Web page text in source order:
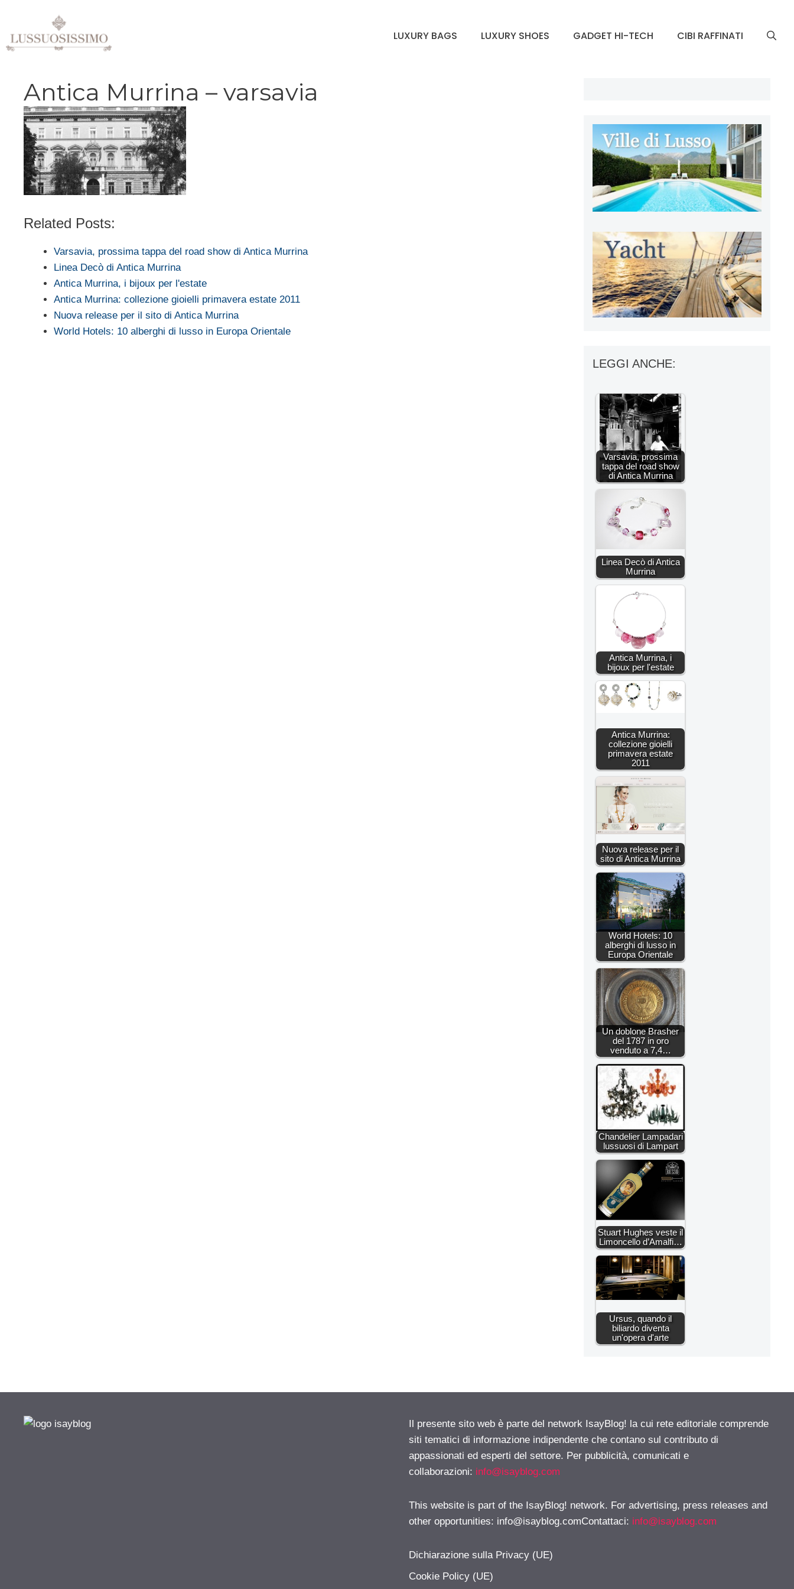
contenuto
LUXURY BAGS LUXURY SHOES GADGET HI-TECH CIBI RAFFINATI
Antica Murrina – varsavia
Related Posts:
Varsavia, prossima tappa del road show di Antica Murrina
Linea Decò di Antica Murrina
Antica Murrina, i bijoux per l'estate
Antica Murrina: collezione gioielli primavera estate 2011
Nuova release per il sito di Antica Murrina
World Hotels: 10 alberghi di lusso in Europa Orientale
LEGGI ANCHE:
Varsavia, prossima
tappa del road show
di Antica Murrina
Linea Decò di Antica
Murrina
Antica Murrina, i
bijoux per l'estate
Antica Murrina:
collezione gioielli
primavera estate
2011
Nuova release per il
sito di Antica Murrina
World Hotels: 10
alberghi di lusso in
Europa Orientale
Un doblone Brasher
del 1787 in oro
venduto a 7,4…
Chandelier Lampadari
lussuosi di Lampart
Stuart Hughes veste il
Limoncello d’Amalfi…
Ursus, quando il
biliardo diventa
un'opera d'arte
Il presente sito web è parte del network IsayBlog! la cui rete editoriale comprende
siti tematici di informazione indipendente che contano sul contributo di
appassionati ed esperti del settore. Per pubblicità, comunicati e
collaborazioni: info@isayblog.com
This website is part of the IsayBlog! network. For advertising, press releases and
other opportunities: info@isayblog.comContattaci: info@isayblog.com
Dichiarazione sulla Privacy (UE)
Cookie Policy (UE)